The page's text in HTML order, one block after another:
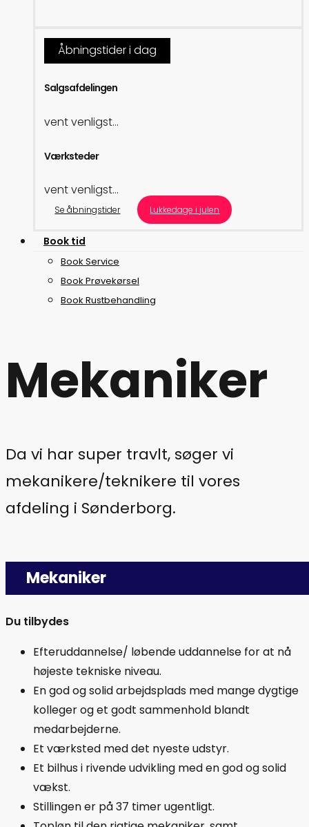
Åbningstider i dag
Salgsafdelingen
vent venligst...
Værksteder
vent venligst...
Se åbningstider Lukkedage i julen
Book tid
Book Service
Book Prøvekørsel
Book Rustbehandling
Mekaniker
Da vi har super travlt, søger vi
mekanikere/teknikere til vores
afdeling i Sønderborg.
Mekaniker
Du tilbydes
Efteruddannelse/ løbende uddannelse for at nå
højeste tekniske niveau.
En god og solid arbejdsplads med mange dygtige
kolleger og et godt sammenhold blandt
medarbejderne.
Et værksted med det nyeste udstyr.
Et bilhus i rivende udvikling med en god og solid
vækst.
Stillingen er på 37 timer ugentligt.